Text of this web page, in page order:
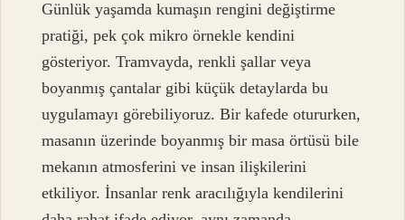
Günlük yaşamda kumaşın rengini değiştirme
pratiği, pek çok mikro örnekle kendini
gösteriyor. Tramvayda, renkli şallar veya
boyanmış çantalar gibi küçük detaylarda bu
uygulamayı görebiliyoruz. Bir kafede otururken,
masanın üzerinde boyanmış bir masa örtüsü bile
mekanın atmosferini ve insan ilişkilerini
etkiliyor. İnsanlar renk aracılığıyla kendilerini